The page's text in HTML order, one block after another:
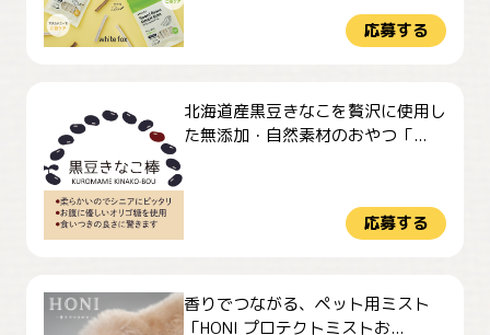
応募する
北海道産黒豆きなこを贅沢に使用し
た無添加・自然素材のおやつ「...
応募する
香りでつながる、ペット用ミスト
「HONI プロテクトミストお...